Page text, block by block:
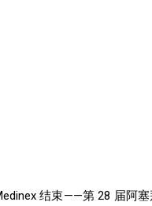
结束——第 28 届阿